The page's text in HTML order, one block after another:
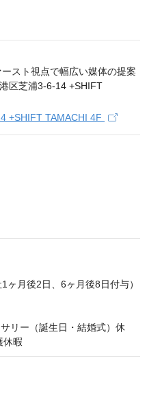
+SHIFT TAMACHI 4F
月後2日、6ヶ月後8日付与）
リー（誕生日・結婚式）休
休暇